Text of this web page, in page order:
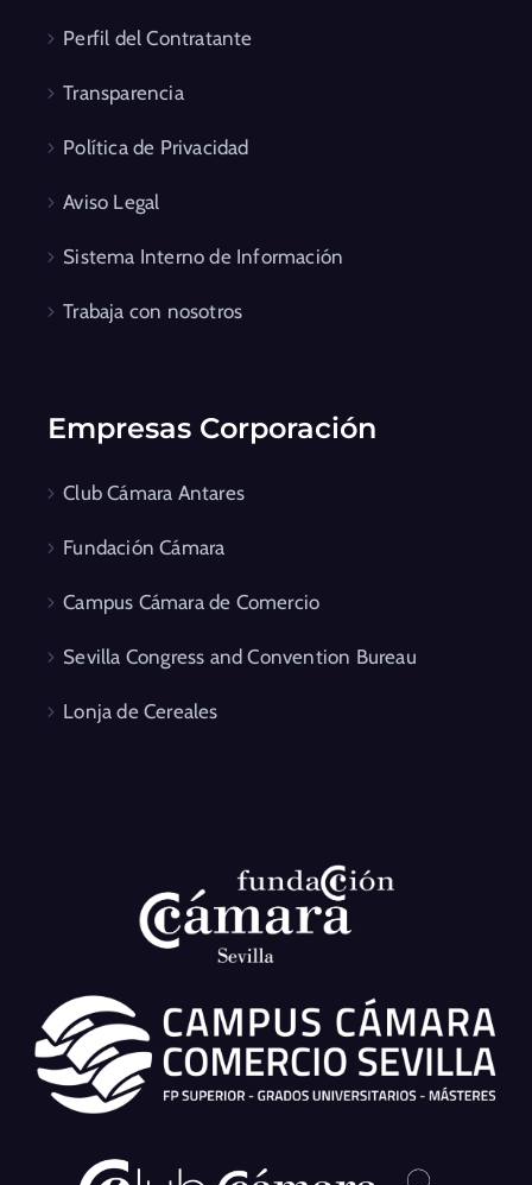
Perfil del Contratante
Transparencia
Política de Privacidad
Aviso Legal
Sistema Interno de Información
Trabaja con nosotros
Empresas Corporación
Club Cámara Antares
Fundación Cámara
Campus Cámara de Comercio
Sevilla Congress and Convention Bureau
Lonja de Cereales